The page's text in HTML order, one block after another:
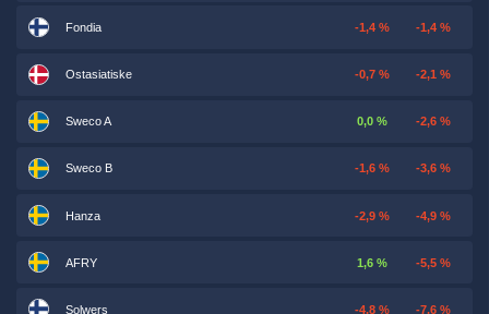
Fondia -1,4 % -1,4 %
Ostasiatiske -0,7 % -2,1 %
Sweco A 0,0 % -2,6 %
Sweco B -1,6 % -3,6 %
Hanza -2,9 % -4,9 %
AFRY 1,6 % -5,5 %
Solwers -4,8 % -7,6 %